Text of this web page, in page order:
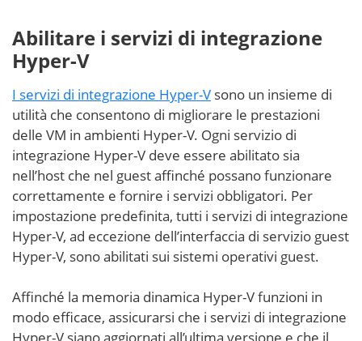
Abilitare i servizi di integrazione
Hyper-V
I servizi di integrazione Hyper-V sono un insieme di
utilità che consentono di migliorare le prestazioni
delle VM in ambienti Hyper-V. Ogni servizio di
integrazione Hyper-V deve essere abilitato sia
nell’host che nel guest affinché possano funzionare
correttamente e fornire i servizi obbligatori. Per
impostazione predefinita, tutti i servizi di integrazione
Hyper-V, ad eccezione dell’interfaccia di servizio guest
Hyper-V, sono abilitati sui sistemi operativi guest.
Affinché la memoria dinamica Hyper-V funzioni in
modo efficace, assicurarsi che i servizi di integrazione